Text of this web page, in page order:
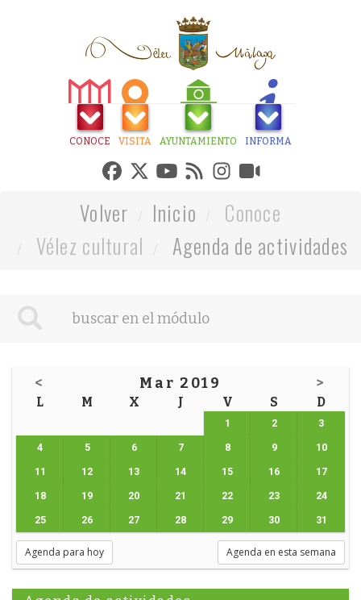
CONOCE VISITA AYUNTAMIENTO INFORMA
Volver Inicio
Conoce
Vélez cultural
Agenda de actividades
< Mar 2019 >
L M X J V S D
1 2 3
4 5 6 7 8 9 10
11 12 13 14 15 16 17
18 19 20 21 22 23 24
25 26 27 28 29 30 31
Agenda para hoy Agenda en esta semana